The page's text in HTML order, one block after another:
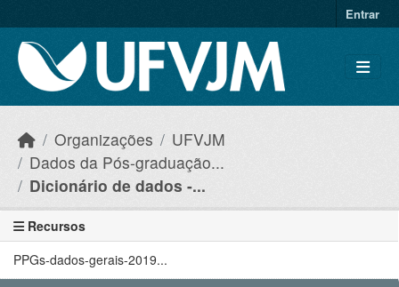
Entrar
Organizações
UFVJM
Dados da Pós-graduação...
Dicionário de dados -...
Recursos
PPGs-dados-gerais-2019...